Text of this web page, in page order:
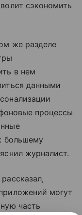
сэкономить
же разделе
в нем
данными
процессы
большему
журналист.
могут
часть